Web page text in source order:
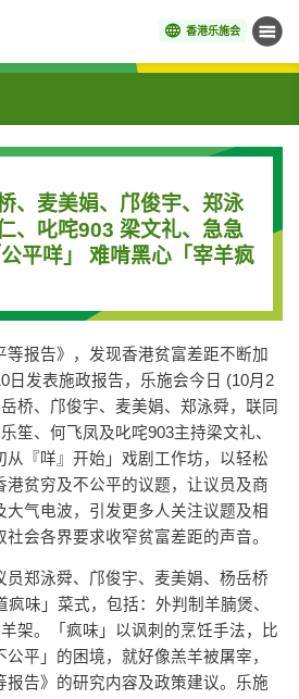
香港乐施会 菜单
、麦美娟、邝俊宇、郑泳
、叱咤903 梁文礼、急急
平咩」 难啃黑心「宰羊疯
等报告》，发现香港贫富差距不断加
日发表施政报告，乐施会今日 (10月2
桥、邝俊宇、麦美娟、郑泳舜，联同
笙、何飞凤及叱咤903主持梁文礼、
从『咩』开始」戏剧工作坊，以轻松
港贫穷及不公平的议题，让议员及商
大气电波，引发更多人关注议题及相
会各界要求收窄贫富差距的声音。
员郑泳舜、邝俊宇、麦美娟、杨岳桥
味」菜式，包括：外判制羊腩煲、
架。「疯味」以讽刺的烹饪手法，比
平」的困境，就好像羔羊被屠宰，
报告》的研究内容及政策建议。乐施